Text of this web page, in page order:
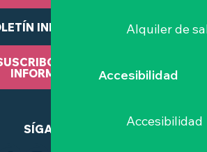
Alquiler de
Accesibilidad
Accesibilidad
INFORMATIVO
AL BOLETÍN
INFORMATIVO
SÍGANOS